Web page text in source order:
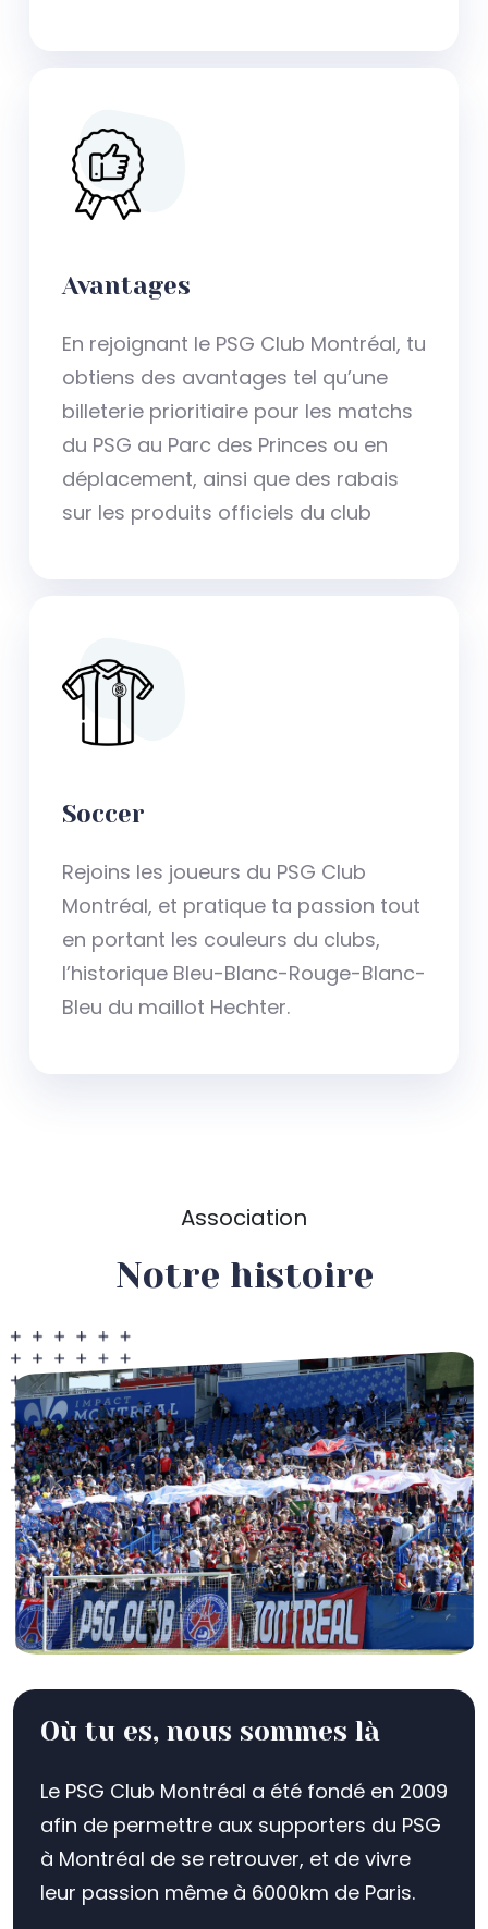
Avantages
En rejoignant le PSG Club Montréal, tu
obtiens des avantages tel qu’une
billeterie prioritiaire pour les matchs
du PSG au Parc des Princes ou en
déplacement, ainsi que des rabais
sur les produits officiels du club
Soccer
Rejoins les joueurs du PSG Club
Montréal, et pratique ta passion tout
en portant les couleurs du clubs,
l’historique Bleu-Blanc-Rouge-Blanc-
Bleu du maillot Hechter.
Association
Notre histoire
Où tu es, nous sommes là
Le PSG Club Montréal a été fondé en 2009
afin de permettre aux supporters du PSG
à Montréal de se retrouver, et de vivre
leur passion même à 6000km de Paris.